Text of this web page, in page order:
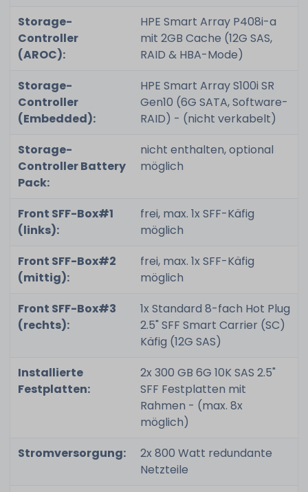
Storage-
Controller
(AROC):
HPE Smart Array P408i-a
mit 2GB Cache (12G SAS,
RAID & HBA-Mode)
Storage-
Controller
(Embedded):
HPE Smart Array S100i SR
Gen10 (6G SATA, Software-
RAID) - (nicht verkabelt)
Storage-
Controller Battery
Pack:
nicht enthalten, optional
möglich
Front SFF-Box#1
(links):
frei, max. 1x SFF-Käfig
möglich
Front SFF-Box#2
(mittig):
frei, max. 1x SFF-Käfig
möglich
Front SFF-Box#3
(rechts):
1x Standard 8-fach Hot Plug
2.5" SFF Smart Carrier (SC)
Käfig (12G SAS)
Installierte
Festplatten:
2x 300 GB 6G 10K SAS 2.5"
SFF Festplatten mit
Rahmen - (max. 8x
möglich)
Stromversorgung:
2x 800 Watt redundante
Netzteile